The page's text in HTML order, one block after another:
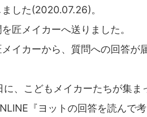
した(2020.07.26)。
匠メイカーへ送りました。
イカーから、質問への回答が
、こどもメイカーたちが集ま
『ヨットの回答を読んで考